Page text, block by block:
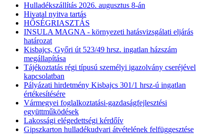
Hulladékszállítás 2026. augusztus 8-án
Hivatal nyitva tartás
HŐSÉGRIASZTÁS
INSULA MAGNA - környezeti hatásvizsgálati eljárás
határozat
Kisbajcs, Győri út 523/49 hrsz. ingatlan házszám
megállapítása
Tájékoztatás régi típusú személyi igazolvány cseréjével
kapcsolatban
Pályázati hirdetmény Kisbajcs 301/1 hrsz-ú ingatlan
értékesítésére
Vármegyei foglalkoztatási-gazdaságfejlesztési
együttműködések
Lakossági elégedettségi kérdőív
Gipszkarton hulladékudvari átvételének felfüggesztése